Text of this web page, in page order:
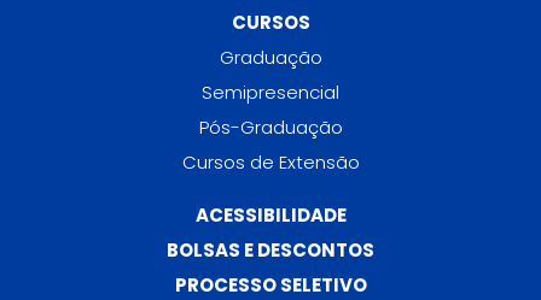
CURSOS
Graduação
Semipresencial
Pós-Graduação
Cursos de Extensão
ACESSIBILIDADE
BOLSAS E DESCONTOS
PROCESSO SELETIVO